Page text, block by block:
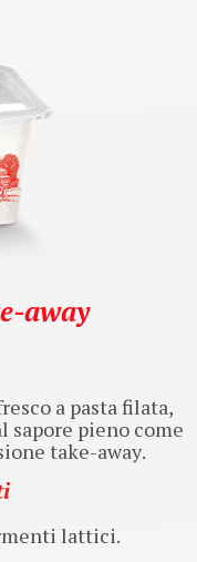
away
a pasta filata,
sapore pieno come
take-away.
lattici.